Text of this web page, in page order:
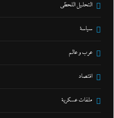
التحليل اللحظي
سياسة
عرب و عالم
اقتصاد
ملفات عسكرية